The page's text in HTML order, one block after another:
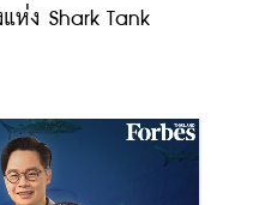
ห่ง Shark Tank